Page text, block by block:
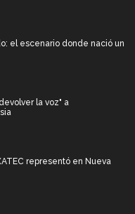
el escenario donde nació un
la voz" a
representó en Nueva